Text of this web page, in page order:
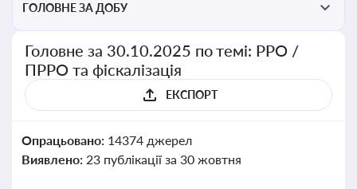
ГОЛОВНЕ ЗА ДОБУ
Головне за 30.10.2025 по темі: РРО /
ПРРО та фіскалізація
ЕКСПОРТ
Опрацьовано: 14374 джерел
Виявлено: 23 публікації за 30 жовтня